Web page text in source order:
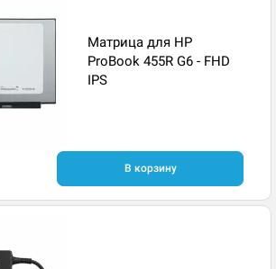
Матрица для HP
ProBook 455R G6 - FHD
IPS
В корзину